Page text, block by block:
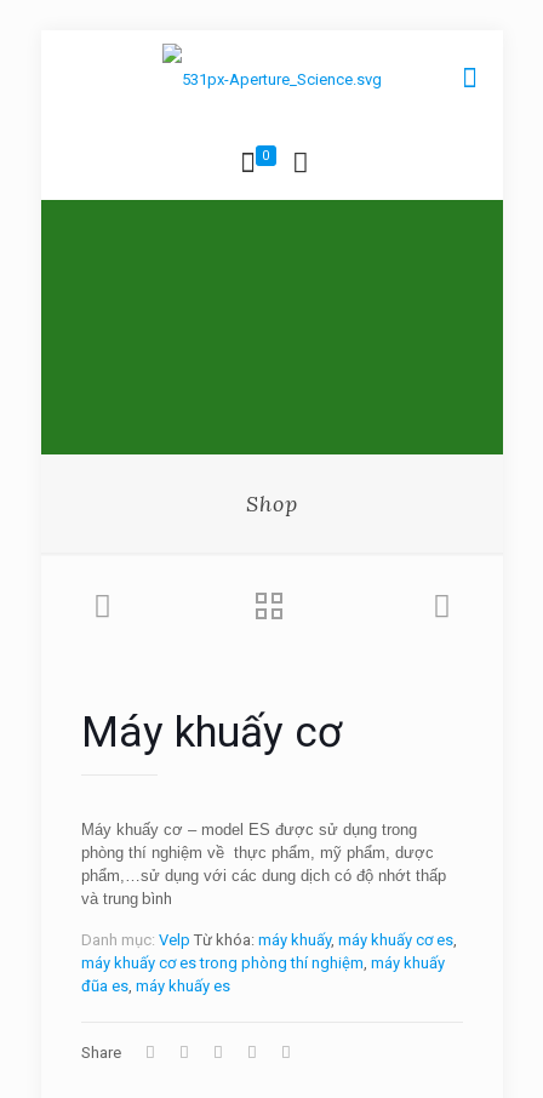
0
Shop
Máy khuấy cơ
Máy khuấy cơ – model ES được sử dụng trong
phòng thí nghiệm về thực phẩm, mỹ phẩm, dược
phẩm,…sử dụng với các dung dịch có độ nhớt thấp
và trungbình
Danh mục: Velp Từ khóa: máy khuấy, máy khuấy cơ es,
máy khuấy cơ es trong phòng thí nghiệm, máy khuấy
đũa es, máy khuấy es
Share